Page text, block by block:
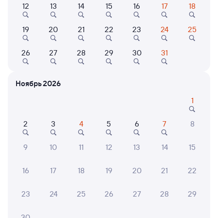
010Н Проходящий 6,3
Свободный
из Москвы Ярославской
Лесозаводск
13:05 10:27
20 ч 22 м в пути
от 3 ⁠631 ⁠₽ 4 ⁠876 ⁠₽ 16 ⁠626 ⁠₽
Выберите дату
12 13 14 15 16 17 18
19 20 21 22 23 24 25
26 27 28 29 30 31
Ноябрь 2026
1
2 3 4 5 6 7 8
9 10 11 12 13 14 15
16 17 18 19 20 21 22
23 24 25 26 27 28 29